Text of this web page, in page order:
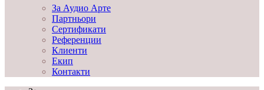
За Аудио Арте
Партньори
Сертификати
Референции
Клиенти
Екип
Контакти